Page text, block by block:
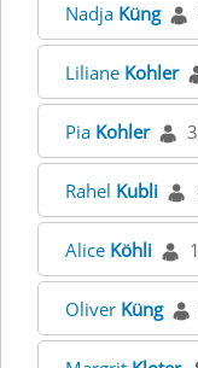
Nadja Küng
Liliane Kohler
Pia Kohler 3
Rahel Kubli
Alice Köhli 1
Oliver Küng